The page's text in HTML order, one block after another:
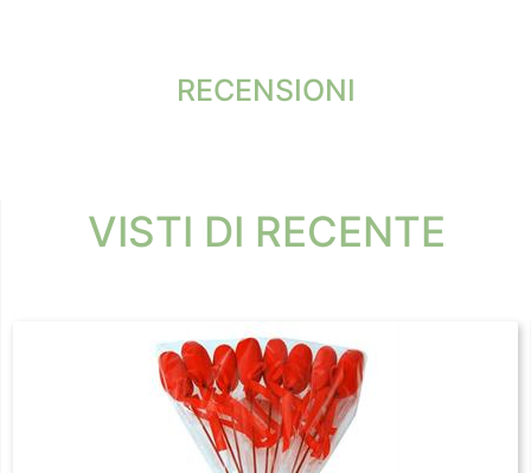
RECENSIONI
VISTI DI RECENTE